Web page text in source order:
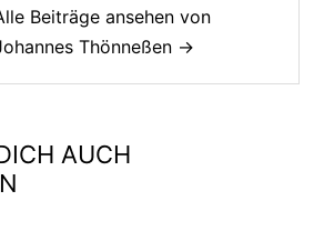
Beiträge ansehen von
Thönneßen →
AUCH